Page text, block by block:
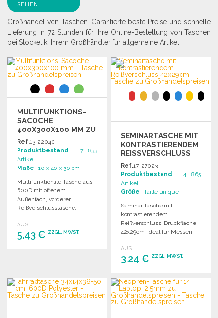
SEHEN
Großhandel von Taschen. Garantierte beste Preise und schnelle
Lieferung in 72 Stunden für Ihre Online-Bestellung von Taschen
bei Stocketik, Ihrem Großhändler für allgemeine Artikel.
MULTIFUNKTIONS-
SACOCHE
400X300X100 MM ZU
GROSSHANDELSPREISEN
Ref.13-22040
Produktbestand : 7 833
Artikel
Maße : 10 x 40 x 30 cm
Multifunktionale Tasche aus
600D mit offenem
Außenfach, vorderer
Reißverschlusstasche,
und verstärkten Tragegriffen.
Maße: 400 x 300 x 100 mm.
AUS
5,43 € ZZGL. MWST.
SEMINARTASCHE MIT
KONTRASTIERENDEM
REISSVERSCHLUSS 4
2X29CM
Ref.17-27023
Produktbestand : 4 865
Artikel
Größe : Taille unique
Seminar Tasche mit
kontrastierendem
Reißverschluss. Druckfläche:
42x29cm. Ideal für Messen
AUS
3,24 € ZZGL. MWST.
BESTELLEN
Angebot anfordern